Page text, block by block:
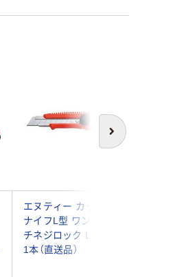
次へ
エヌティー カッター
ナイフL型 ワンタッ
チネジロック L-550
1本（直送品）